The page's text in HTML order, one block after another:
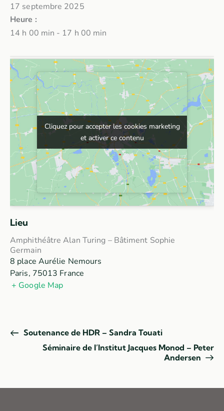
17 septembre 2025
Heure :
14 h 00 min - 17 h 00 min
Lieu
Amphithéâtre Alan Turing – Bâtiment Sophie
Germain
8 place Aurélie Nemours
Paris, 75013 France
+ Google Map
Cliquez pour accepter les cookies marketing
et activer ce contenu
Cliquez pour accepter les cookies marketing
et activer ce contenu
Soutenance de HDR – Sandra Touati
Séminaire de l’Institut Jacques Monod – Peter
Andersen